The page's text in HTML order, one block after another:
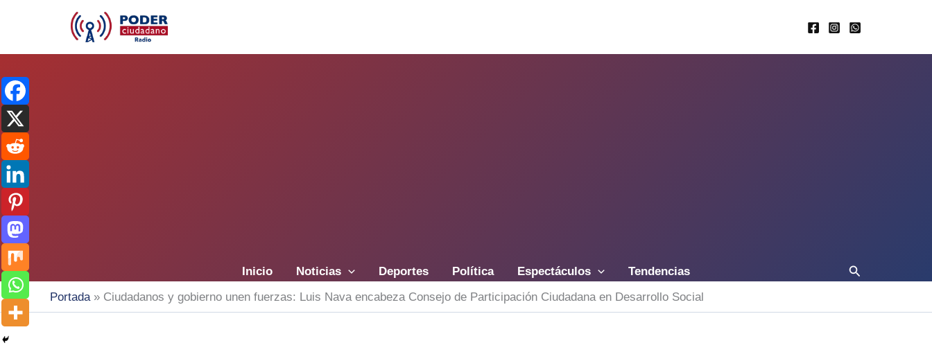
Inicio Noticias Deportes Política Espectáculos Tendencias Buscar
Portada» Ciudadanos y gobierno unen fuerzas: Luis Nava encabeza Consejo de Participación Ciudadana en Desarrollo Social